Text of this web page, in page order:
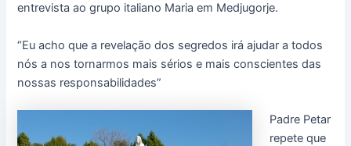
entrevista ao grupo italiano Maria em Medjugorje.
“Eu acho que a revelação dos segredos irá ajudar a todos
nós a nos tornarmos mais sérios e mais conscientes das
nossas responsabilidades”
Padre Petar
repete que